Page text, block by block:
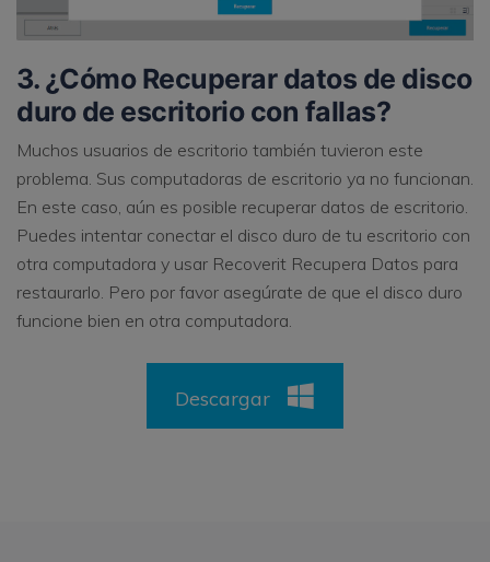
3. ¿Cómo Recuperar datos de disco
duro de escritorio con fallas?
Muchos usuarios de escritorio también tuvieron este
problema. Sus computadoras de escritorio ya no funcionan.
En este caso, aún es posible recuperar datos de escritorio.
Puedes intentar conectar el disco duro de tu escritorio con
otra computadora y usar Recoverit Recupera Datos para
restaurarlo. Pero por favor asegúrate de que el disco duro
funcione bien en otra computadora.
Descargar